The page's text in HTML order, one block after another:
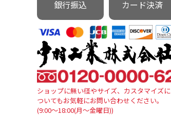
銀行振込 カード決済
ショップに無い径やサイズ、カスタマイズに
ついてもお気軽にお問い合わせください。
(9:00～18:00(月～金曜日))